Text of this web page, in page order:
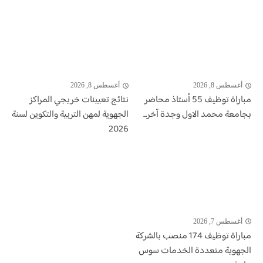
أغسطس 8, 2026
مباراة توظيف 55 أستاذ محاضر
بجامعة محمد الاول وجدة آخر...
أغسطس 8, 2026
نتائج تعيينات خريجي المراكز
الجهوية لمهن التربية والتكوين لسنة
2026
أغسطس 7, 2026
مباراة توظيف 174 منصب بالشركة
الجهوية متعددة الخدمات سوس